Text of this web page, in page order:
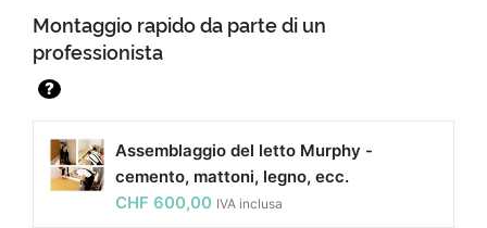
Montaggio rapido da parte di un
professionista
?
Assemblaggio del letto Murphy -
cemento, mattoni, legno, ecc.
CHF 600,00 IVA inclusa